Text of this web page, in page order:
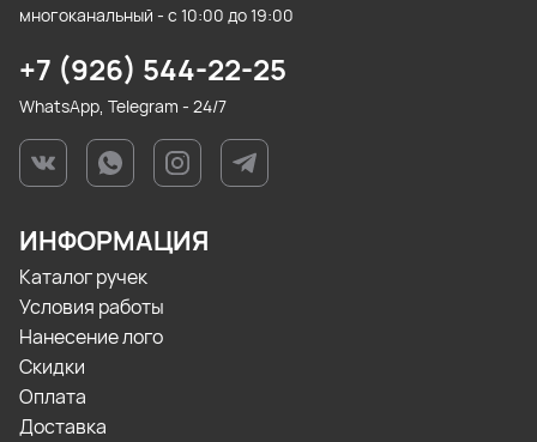
многоканальный - с 10:00 до 19:00
+7 (926) 544-22-25
WhatsApp, Telegram - 24/7
ИНФОРМАЦИЯ
Каталог ручек
Условия работы
Нанесение лого
Скидки
Оплата
Доставка